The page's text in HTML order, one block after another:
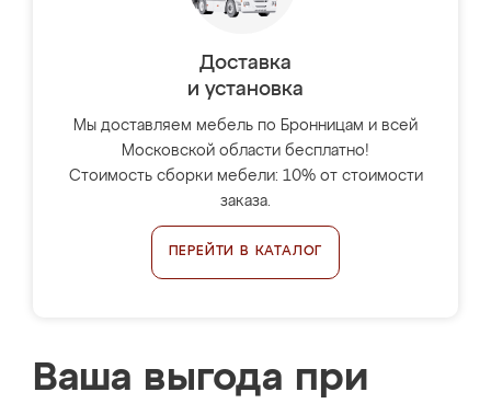
Доставка
и установка
Мы доставляем мебель по Бронницам и всей
Московской области бесплатно!
Стоимость сборки мебели: 10% от стоимости
заказа.
ПЕРЕЙТИ В КАТАЛОГ
Ваша выгода при